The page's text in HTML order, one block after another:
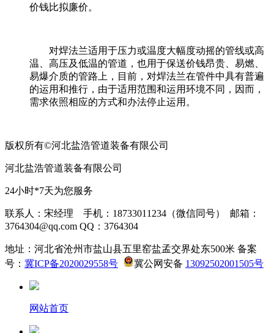
价钱比拟廉价。
对焊法兰适用于压力或温度大幅度动摇的管线或高
温、高压及低温的管道，也用于保送价钱昂贵、易燃、
易爆介质的管路上，目前，对焊法兰在管件中具有普遍
的运用和推行，由于适用范围和运用环境不同，因而，
需求依照相应的方式和办法停止运用。
版权所有©河北盐浩管道装备有限公司
河北盐浩管道装备有限公司
24小时*7天为您服务
联系人：宋经理 手机：18733011234（微信同号） 邮箱：
3764304@qq.com QQ：3764304
地址：河北省沧州市盐山县五里窑盐孟交界处东500米 备案
号： 冀ICP备2020029558号 冀公网安备 13092502001505号
网站首页